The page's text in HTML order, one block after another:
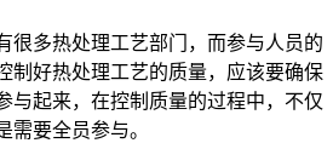
多热处理工艺部门，而参与人员的
制好热处理工艺的质量，应该要确保
与起来，在控制质量的过程中，不仅
需要全员参与。